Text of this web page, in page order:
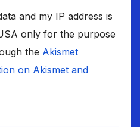
and my IP address is
only for the purpose
the Akismet
on Akismet and